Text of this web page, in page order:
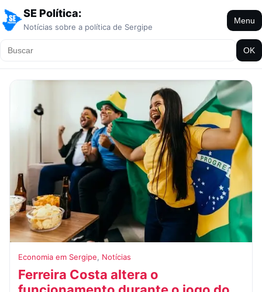
SE Política:
Notícias sobre a política de Sergipe
Menu
OK
Economia em Sergipe, Notícias
Ferreira Costa altera o